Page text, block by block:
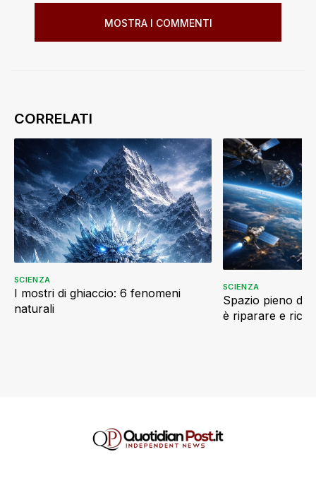
MOSTRA I COMMENTI
I mostri di ghiaccio: 6 fenomeni
naturali
SCIENZA
Spazio pieno di
è riparare e
SCIENZA